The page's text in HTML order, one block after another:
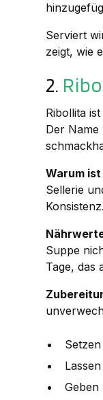
Serviert
zeigt, wie
2.
Ribollita
Der
Warum
Sellerie
Konsistenz.
Suppe
Tage, das
Geben